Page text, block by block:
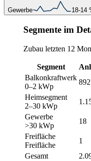
Gewerbe 18-14
Segmente im
Zubau letzten 12
Segment
Balkonkraftwerk
0–2 kWp
892
Heimsegment
2–30 kWp
Gewerbe
>30 kWp
18
Freifläche
Freifläche
1
Gesamt